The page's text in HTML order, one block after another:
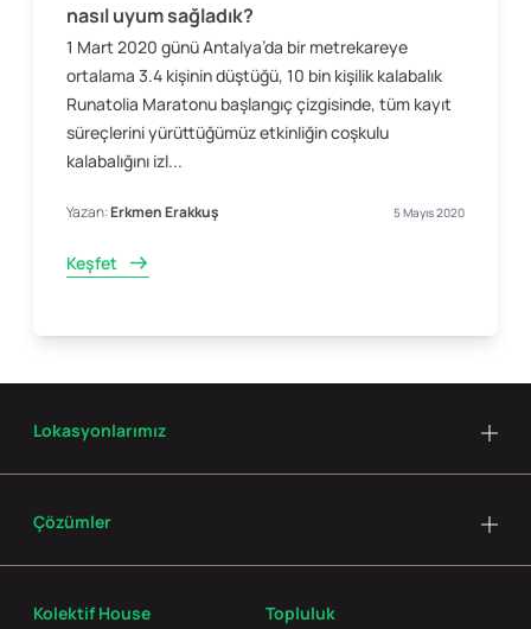
nasıl uyum sağladık?
1 Mart 2020 günü Antalya’da bir metrekareye
ortalama 3.4 kişinin düştüğü, 10 bin kişilik kalabalık
Runatolia Maratonu başlangıç çizgisinde, tüm kayıt
süreçlerini yürüttüğümüz etkinliğin coşkulu
kalabalığını izl...
Yazan:Erkmen Erakkuş 5 Mayıs 2020
Keşfet
Kolektif House Topluluk
Lokasyonlarımız
Çözümler